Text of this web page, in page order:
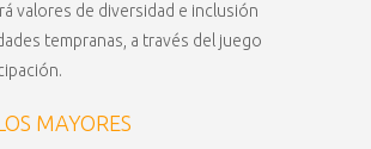
valores de diversidad e inclusión
tempranas, a través del juego
MAYORES